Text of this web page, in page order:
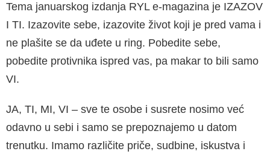
Tema januarskog izdanja RYL e-magazina je IZAZOV
I TI. Izazovite sebe, izazovite život koji je pred vama i
ne plašite se da uđete u ring. Pobedite sebe,
pobedite protivnika ispred vas, pa makar to bili samo
VI.
JA, TI, MI, VI – sve te osobe i susrete nosimo već
odavno u sebi i samo se prepoznajemo u datom
trenutku. Imamo različite priče, sudbine, iskustva i